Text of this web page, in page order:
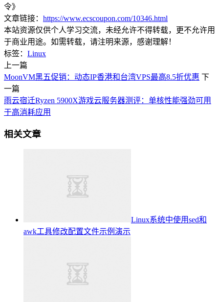
令》
文章链接： https://www.ecscoupon.com/10346.html
本站资源仅供个人学习交流，未经允许不得转载，更不允许用
于商业用途。如需转载，请注明来源，感谢理解！
标签： Linux
上一篇
MoonVM黑五促销：动态IP香港和台湾VPS最高8.5折优惠 下
一篇
雨云宿迁Ryzen 5900X游戏云服务器测评：单核性能强劲可用
于高消耗应用
相关文章
Linux系统中使用sed和
awk工具修改配置文件示例演示